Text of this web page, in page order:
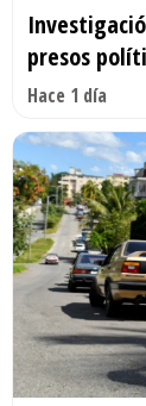
presos
Hace 1 día